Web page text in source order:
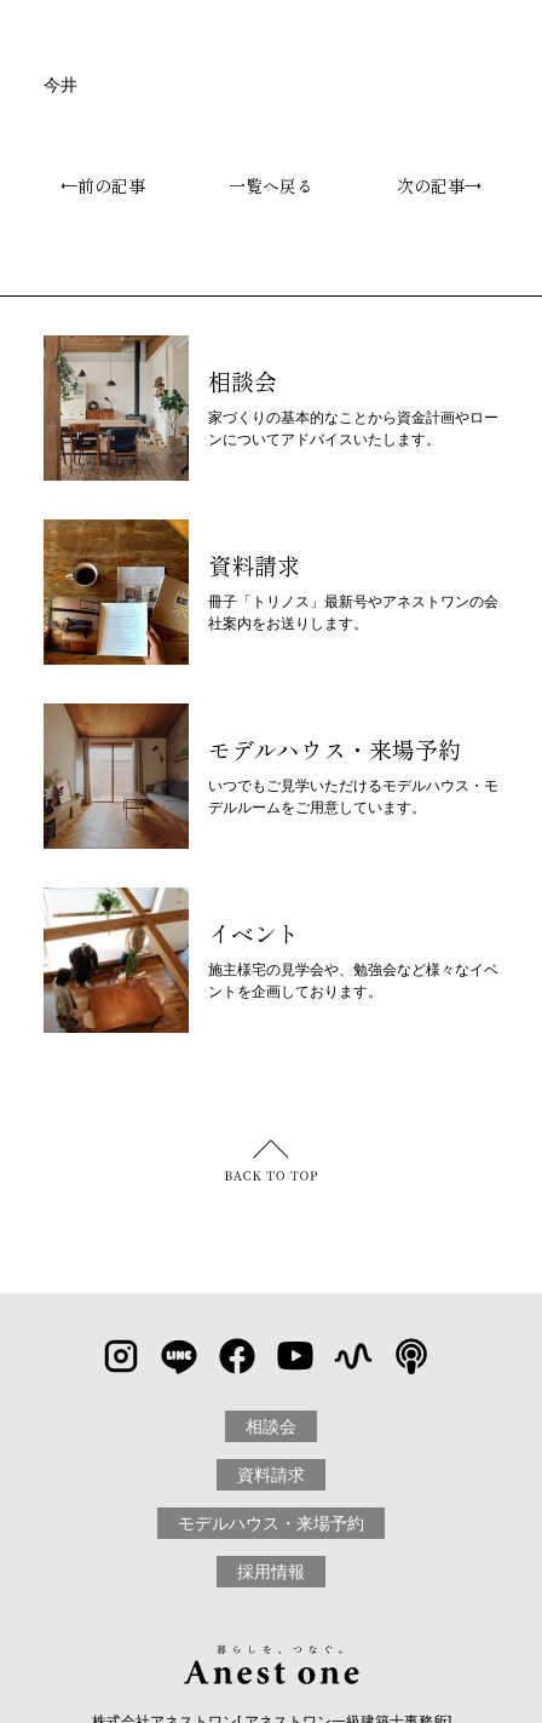
今井
←前の記事 一覧へ戻る 次の記事→
相談会
家づくりの基本的なことから資金計画やロー
ンについてアドバイスいたします。
資料請求
冊子「トリノス」最新号やアネストワンの会
社案内をお送りします。
モデルハウス・来場予約
いつでもご見学いただけるモデルハウス・モ
デルルームをご用意しています。
イベント
施主様宅の見学会や、勉強会など様々なイベ
ントを企画しております。
相談会
資料請求
モデルハウス・来場予約
採用情報